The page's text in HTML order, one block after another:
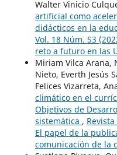
Walter Vinicio
artificial como
didácticos en la
Vol. 18 Núm. S3
reto a futuro en las
Miriam Vilca Arana,
Nieto, Everth Jesús
Felices Vizarreta,
climático en el
Objetivos de
sistemática ,
El papel de la
comunicación de la